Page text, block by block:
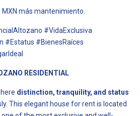
MXN más mantenimiento.
#VidaExclusiva
#Estatus #BienesRaíces
RESIDENTIAL
distinction, tranquility, and status
This elegant house for rent is located